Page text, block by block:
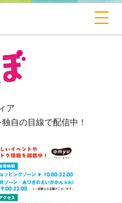
ア
自の目線で配信中！